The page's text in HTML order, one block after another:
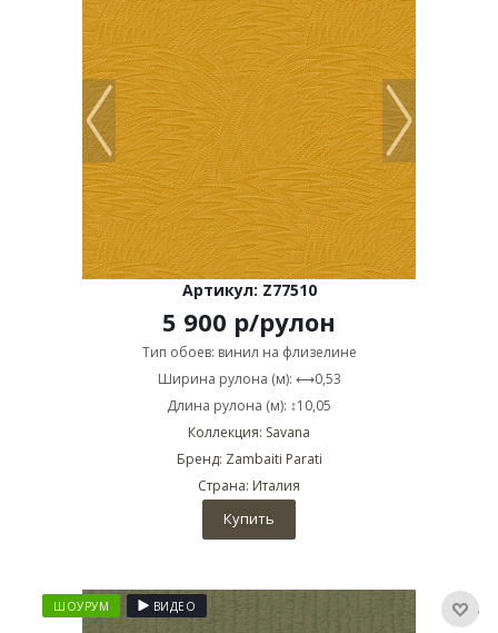
Артикул: Z77510
5 900 р/рулон
Тип обоев: винил на флизелине
Ширина рулона (м): ⟷0,53
Длина рулона (м): ↕10,05
Коллекция: Savana
Бренд: Zambaiti Parati
Страна: Италия
Купить
ШОУРУМ ВИДЕО